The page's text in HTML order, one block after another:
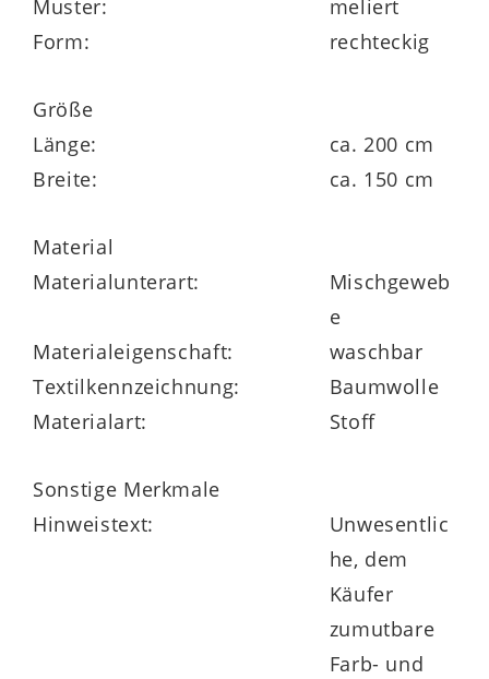
im Schonwaschgang bis 30 Grad waschen
und an der Luft trocknen
Bügeln, Bleichen oder im Trockner
trocknen schädigt die Materialien
Maßeca. 150 x 200 cm (BxL)
Das ist besonders:
klimaschonend in Deutschland produziert
Muster:
meliert
Form:
rechteckig
Größe
Länge:
ca. 200 cm
Breite:
ca. 150 cm
Material
Materialunterart:
Mischgeweb
e
Materialeigenschaft:
waschbar
Textilkennzeichnung:
Baumwolle
Materialart:
Stoff
Sonstige Merkmale
Hinweistext:
Unwesentlic
he, dem
Käufer
zumutbare
Farb- und